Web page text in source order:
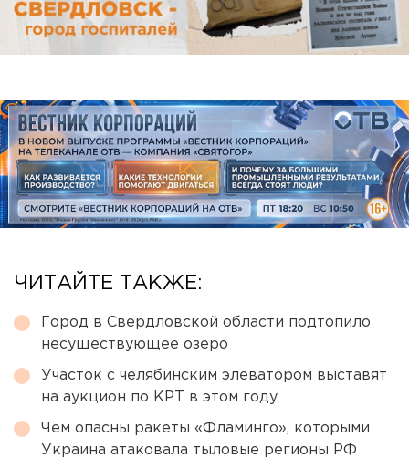
ЧИТАЙТЕ ТАКЖЕ:
Город в Свердловской области подтопило
несуществующее озеро
Участок с челябинским элеватором выставят
на аукцион по КРТ в этом году
Чем опасны ракеты «Фламинго», которыми
Украина атаковала тыловые регионы РФ